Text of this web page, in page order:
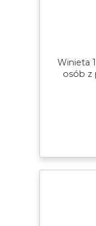
Winieta
osób z